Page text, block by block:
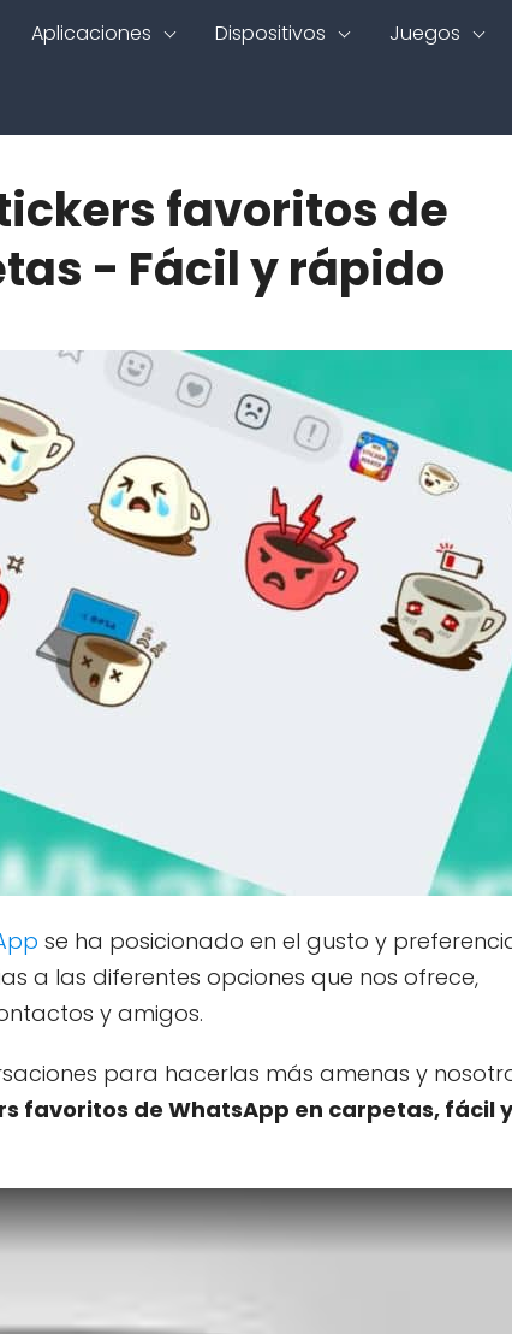
Aplicaciones Dispositivos Juegos
favoritos de
- Fácil y rápido
se ha posicionado en el gusto y
a las diferentes opciones que nos ofrece,
y amigos.
para hacerlas más amenas y
favoritos de WhatsApp en carpetas, fácil y